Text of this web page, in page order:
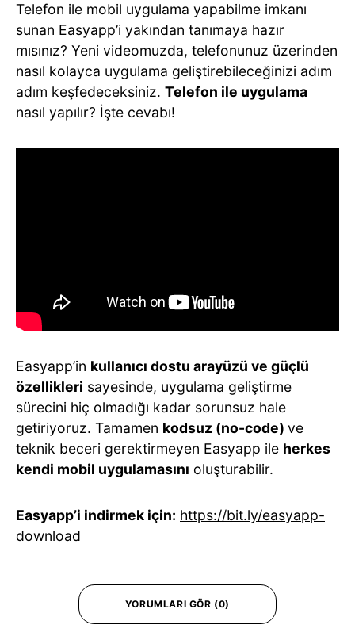
Telefon ile mobil uygulama yapabilme imkanı
sunan Easyapp’i yakından tanımaya hazır
mısınız? Yeni videomuzda, telefonunuz üzerinden
nasıl kolayca uygulama geliştirebileceğinizi adım
adım keşfedeceksiniz. Telefon ile uygulama
nasıl yapılır? İşte cevabı!
Easyapp’in kullanıcı dostu arayüzü ve güçlü
özellikleri sayesinde, uygulama geliştirme
sürecini hiç olmadığı kadar sorunsuz hale
getiriyoruz. Tamamen kodsuz (no-code) ve
teknik beceri gerektirmeyen Easyapp ile herkes
kendi mobil uygulamasını oluşturabilir.
Easyapp’i indirmek için: https://bit.ly/easyapp-
download
YORUMLARI GÖR (0)